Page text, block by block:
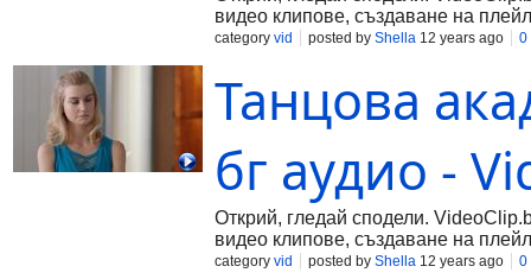
видео клипове, създаване на
category vid posted by Shella 12 years ago 0
Танцова
бг аудио -
Открий, гледай сподели.
видео клипове, създаване на
category vid posted by Shella 12 years ago 0